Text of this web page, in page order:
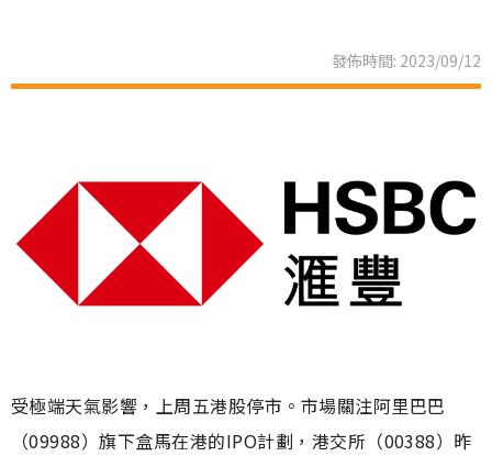
發佈時間: 2023/09/12
受極端天氣影響，上周五港股停市。市場關注阿里巴巴
（09988）旗下盒馬在港的IPO計劃，港交所（00388）昨